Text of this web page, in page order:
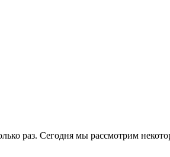
раз. Сегодня мы рассмотрим